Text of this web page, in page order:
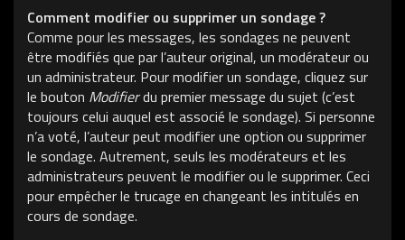
Comment modifier ou supprimer un sondage ?
Comme pour les messages, les sondages ne peuvent
être modifiés que par l’auteur original, un modérateur ou
un administrateur. Pour modifier un sondage, cliquez sur
le bouton Modifierdu premier message du sujet (c’est
toujours celui auquel est associé le sondage). Si personne
n’a voté, l’auteur peut modifier une option ou supprimer
le sondage. Autrement, seuls les modérateurs et les
administrateurs peuvent le modifier ou le supprimer. Ceci
pour empêcher le trucage en changeant les intitulés en
cours de sondage.